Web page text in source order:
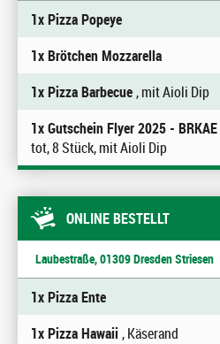
1x Pizza Popeye
1x Brötchen Mozzarella
1x Pizza Barbecue, mit Aioli Dip
1x Gutschein Flyer 2025 - BRKAE
tot, 8 Stück, mit Aioli Dip
ONLINE BESTELLT
Laubestraße, 01309 Dresden Striesen
1x Pizza Ente
1x Pizza Hawaii , Käserand